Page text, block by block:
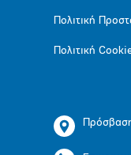
Πολιτική
Πολιτική